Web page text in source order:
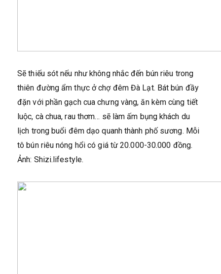
Sẽ thiếu sót nếu như không nhắc đến bún riêu trong
thiên đường ẩm thực ở chợ đêm Đà Lạt. Bát bún đầy
đặn với phần gạch cua chưng vàng, ăn kèm cùng tiết
luộc, cà chua, rau thơm… sẽ làm ấm bụng khách du
lịch trong buổi đêm dạo quanh thành phố sương. Mỗi
tô bún riêu nóng hổi có giá từ 20.000-30.000 đồng.
Ảnh: Shizi.lifestyle.